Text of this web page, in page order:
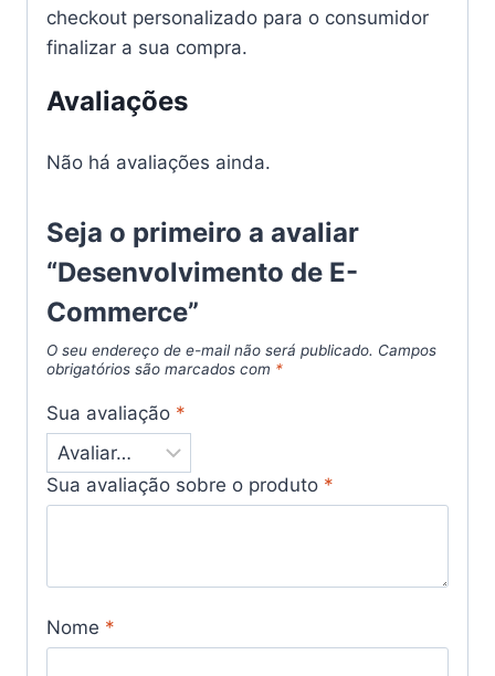
checkout personalizado para o consumidor
finalizar a sua compra.
Avaliações
Não há avaliações ainda.
Seja o primeiro a avaliar
“Desenvolvimento de E-
Commerce”
O seu endereço de e-mail não será publicado. Campos
obrigatórios são marcados com *
Sua avaliação *
Sua avaliação sobre o produto *
Nome *